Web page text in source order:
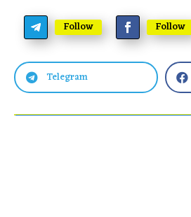
Follow Follow
 Telegram 